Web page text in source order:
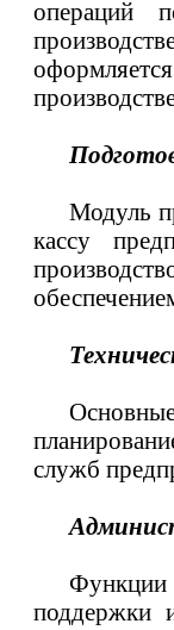
операций
Модуль
кассу
служб
Функции
поддержки